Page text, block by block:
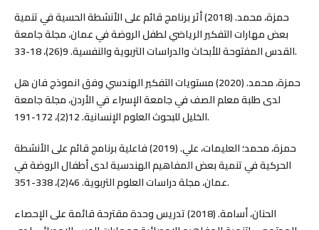
حمزة، محمد. (2018) أثر برنامج قائم على الأنشطة الحسية في تنمية
بعض مهارات التفكير الرياضي لطفل الروضة في عمان، مجلة جامعة
القدس المفتوحة للأبحاث والدراسات التربوية والنفسية. 9(26)، 18-33.
حمزة، محمد. (2020) مستويات التفكير الهندسي وفق انموذج فان هل
لدى طلبة معلم الصف في جامعة الإسراء في الأردن، مجلة جامعة
الخليل للبحوث العلوم الإنسانية. 12(2)، 172-191.
حمزة، محمد؛ العليمات، علي. (2019) فاعلية برنامج قائم على الأنشطة
الحركية في تنمية بعض المفاهيم الهندسية لدى أطفال الروضة في
عمان، مجلة دراسات العلوم التربوية. 46(2)، 338-351.
الحنان، أسامة. (2018) تدريس وحدة مقترحة قائمة على الإحصاء